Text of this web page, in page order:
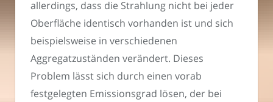
allerdings, dass die Strahlung nicht bei jeder
Oberfläche identisch vorhanden ist und sich
beispielsweise in verschiedenen
Aggregatzuständen verändert. Dieses
Problem lässt sich durch einen vorab
festgelegten Emissionsgrad lösen, der bei